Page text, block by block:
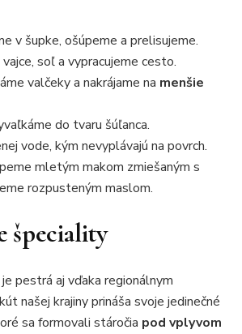
v šupke, ošúpeme a prelisujeme.
soľ a vypracujeme cesto.
valčeky a nakrájame na menšie
do tvaru šúľanca.
vode, kým nevyplávajú na povrch.
mletým makom zmiešaným s
rozpusteným maslom.
špeciality
pestrá aj vďaka regionálnym
našej krajiny prináša svoje jedinečné
sa formovali stáročia pod vplyvom